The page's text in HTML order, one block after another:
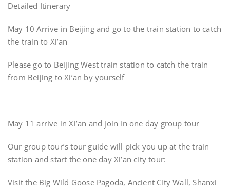
Detailed Itinerary
May 10 Arrive in Beijing and go to the train station to catch
the train to Xi’an
Please go to Beijing West train station to catch the train
from Beijing to Xi’an by yourself
May 11 arrive in Xi’an and join in one day group tour
Our group tour’s tour guide will pick you up at the train
station and start the one day Xi’an city tour:
Visit the Big Wild Goose Pagoda, Ancient City Wall, Shanxi